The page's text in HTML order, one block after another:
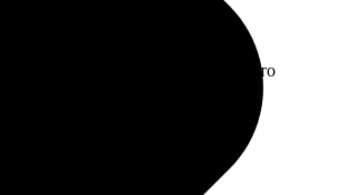
осталась довольна, сказала будто